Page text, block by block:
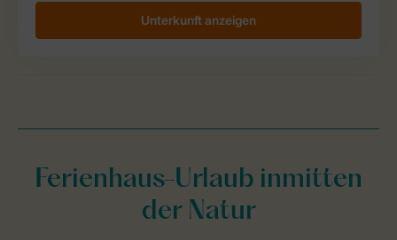
Ferienhaus-Urlaub inmitten
der Natur